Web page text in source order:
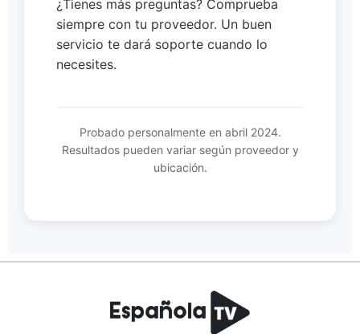
¿Tienes más preguntas? Comprueba
siempre con tu proveedor. Un buen
servicio te dará soporte cuando lo
necesites.
Probado personalmente en abril 2024.
Resultados pueden variar según proveedor y
ubicación.